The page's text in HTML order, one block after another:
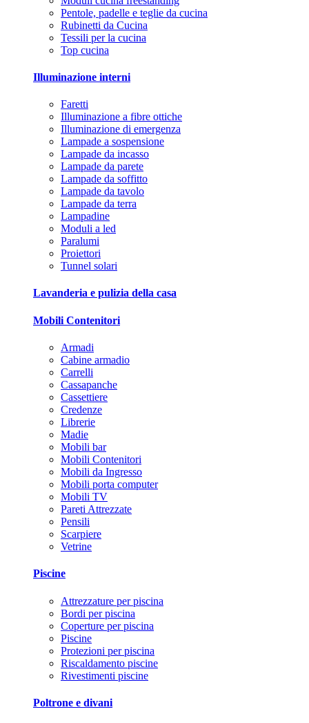
Pentole, padelle e teglie da cucina
Rubinetti da Cucina
Tessili per la cucina
Top cucina
Illuminazione interni
Faretti
Illuminazione a fibre ottiche
Illuminazione di emergenza
Lampade a sospensione
Lampade da incasso
Lampade da parete
Lampade da soffitto
Lampade da tavolo
Lampade da terra
Lampadine
Moduli a led
Paralumi
Proiettori
Tunnel solari
Lavanderia e pulizia della casa
Mobili Contenitori
Armadi
Cabine armadio
Carrelli
Cassapanche
Cassettiere
Credenze
Librerie
Madie
Mobili bar
Mobili Contenitori
Mobili da Ingresso
Mobili porta computer
Mobili TV
Pareti Attrezzate
Pensili
Scarpiere
Vetrine
Piscine
Attrezzature per piscina
Bordi per piscina
Coperture per piscina
Piscine
Protezioni per piscina
Riscaldamento piscine
Rivestimenti piscine
Poltrone e divani